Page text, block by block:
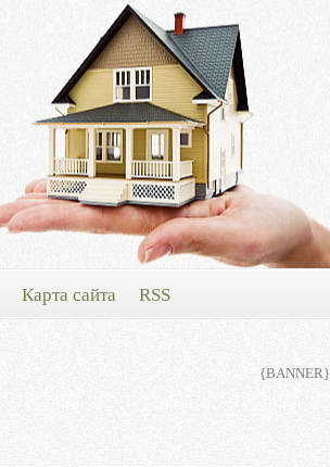
Карта сайта RSS
{BANNER}